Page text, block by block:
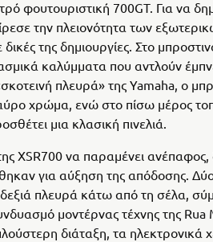
φουτουριστική 700GT. Για να
την πλειονότητα των
της δημιουργίες. Στο
καλύμματα που αντλούν
πλευρά» της Yamaha, ο
χρώμα, ενώ στο πίσω μέρος
μια κλασική πινελιά.
XSR700 να παραμένει
για αύξηση της απόδοσης.
δεξιά πλευρά κάτω από τη σέλα,
μοντέρνας τέχνης της Rua
διάταξη, τα ηλεκτρονικά